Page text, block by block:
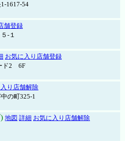
1617-54
舗登録
-１
お気に入り店舗登録
ド2 6F
り店舗解除
の町325-1
地図 詳細 お気に入り店舗解除